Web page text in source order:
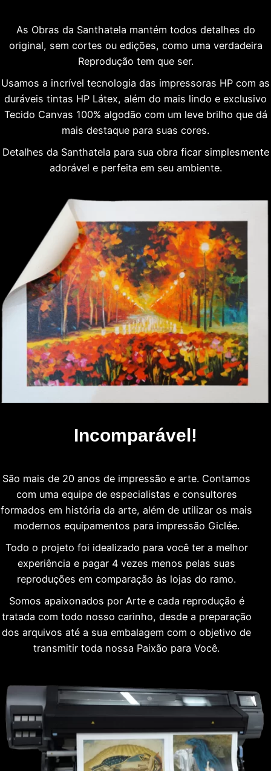
As Obras da Santhatela mantém todos detalhes do
original, sem cortes ou edições, como uma verdadeira
Reprodução tem que ser.
Usamos a incrível tecnologia das impressoras HP com as
duráveis tintas HP Látex, além do mais lindo e exclusivo
Tecido Canvas 100% algodão com um leve brilho que dá
mais destaque para suas cores.
Detalhes da Santhatela para sua obra ficar simplesmente
adorável e perfeita em seu ambiente.
Incomparável!
São mais de 20 anos de impressão e arte. Contamos
com uma equipe de especialistas e consultores
formados em história da arte, além de utilizar os mais
modernos equipamentos para impressão Giclée.
Todo o projeto foi idealizado para você ter a melhor
experiência e pagar 4 vezes menos pelas suas
reproduções em comparação às lojas do ramo.
Somos apaixonados por Arte e cada reprodução é
tratada com todo nosso carinho, desde a preparação
dos arquivos até a sua embalagem com o objetivo de
transmitir toda nossa Paixão para Você.